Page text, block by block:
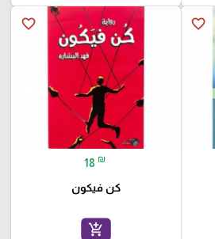
favorite_border
favorite_border
18 ₪
كن فيكون
add_shopping_cart